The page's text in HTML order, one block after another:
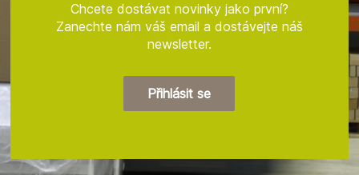
Chcete dostávat novinky jako první?
Zanechte nám váš email a dostávejte náš
newsletter.
Přihlásit se